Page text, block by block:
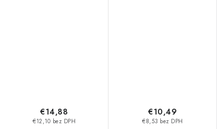
€12,10 bez DPH
€14,88
€8,53 bez DPH
€10,49